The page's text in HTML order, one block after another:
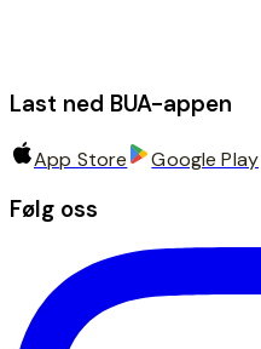
Last ned BUA-appen
App Store Google Play
Følg oss